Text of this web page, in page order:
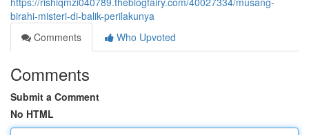
birahi-misteri-di-balik-perilakunya
Comments
Who Upvoted
Comments
Submit a Comment
No HTML